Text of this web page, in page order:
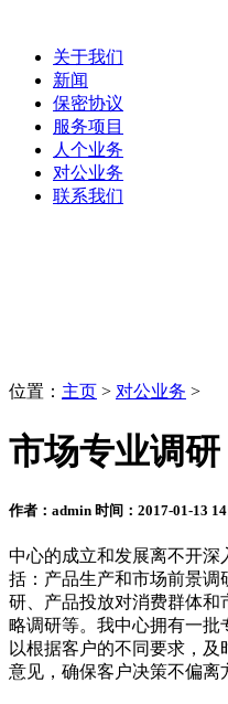
关于我们
新闻
保密协议
服务项目
人个业务
对公业务
联系我们
位置： 主页 > 对公业务 >
市场专业调研
作者：admin 时间：2017-01-13
中心的成立和发展离不开
括：产品生产和市场前景调
研、产品投放对消费群体
略调研等。我中心拥有一
以根据客户的不同要求，
意见，确保客户决策不偏离